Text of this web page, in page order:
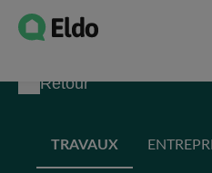
Retour
TRAVAUX